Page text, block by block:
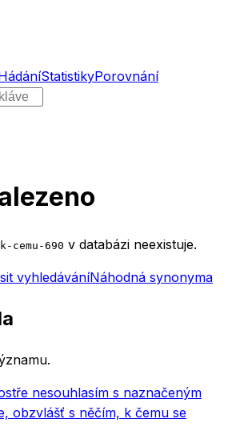
StatistikyPorovnání
cemu-690 v databázi neexistuje.
vyhledáváníNáhodná synonyma
nesouhlasím s naznačeným
obzvlášť s něčím, k čemu se